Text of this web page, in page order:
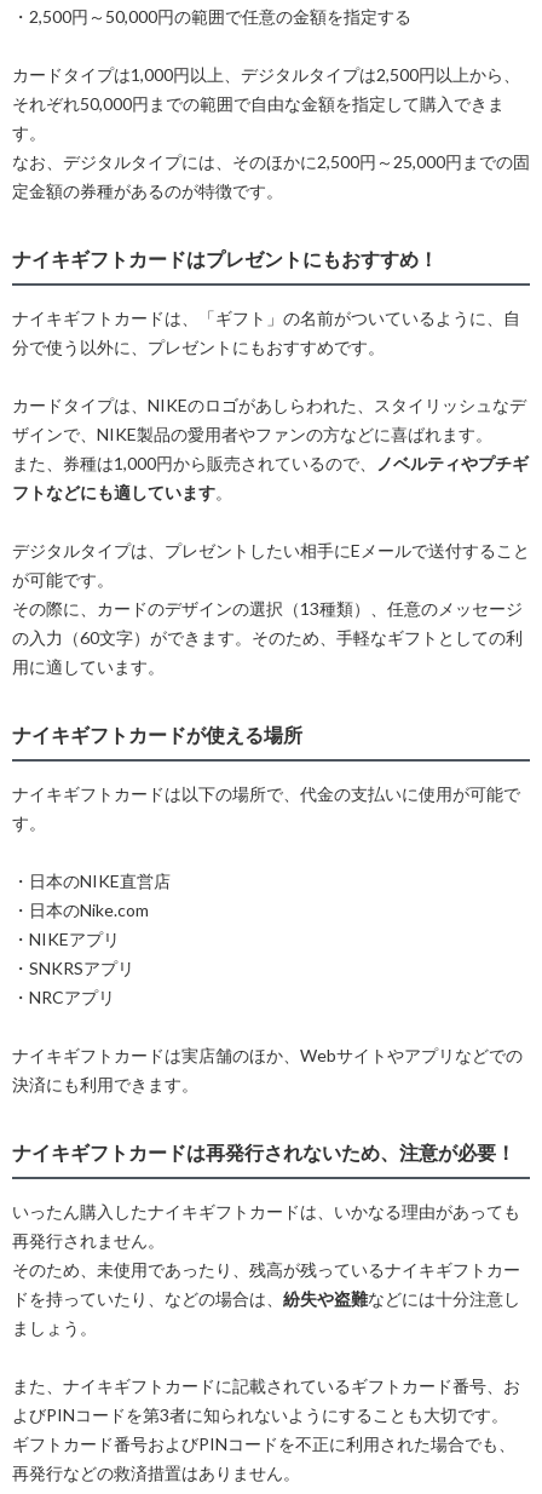
・2,500円～50,000円の範囲で任意の金額を指定する
カードタイプは1,000円以上、デジタルタイプは2,500円以上から、
それぞれ50,000円までの範囲で自由な金額を指定して購入できま
す。
なお、デジタルタイプには、そのほかに2,500円～25,000円までの固
定金額の券種があるのが特徴です。
ナイキギフトカードはプレゼントにもおすすめ！
ナイキギフトカードは、「ギフト」の名前がついているように、自
分で使う以外に、プレゼントにもおすすめです。
カードタイプは、NIKEのロゴがあしらわれた、スタイリッシュなデ
ザインで、NIKE製品の愛用者やファンの方などに喜ばれます。
また、券種は1,000円から販売されているので、
ノベルティやプチギ
フトなどにも適しています。
デジタルタイプは、プレゼントしたい相手にEメールで送付すること
が可能です。
その際に、カードのデザインの選択（13種類）、任意のメッセージ
の入力（60文字）ができます。そのため、手軽なギフトとしての利
用に適しています。
ナイキギフトカードが使える場所
ナイキギフトカードは以下の場所で、代金の支払いに使用が可能で
す。
・日本のNIKE直営店
・日本のNike.com
・NIKEアプリ
・SNKRSアプリ
・NRCアプリ
ナイキギフトカードは実店舗のほか、Webサイトやアプリなどでの
決済にも利用できます。
ナイキギフトカードは再発行されないため、注意が必要！
いったん購入したナイキギフトカードは、いかなる理由があっても
再発行されません。
そのため、未使用であったり、残高が残っているナイキギフトカー
ドを持っていたり、などの場合は、 紛失や盗難などには十分注意し
ましょう。
また、ナイキギフトカードに記載されているギフトカード番号、お
よびPINコードを第3者に知られないようにすることも大切です。
ギフトカード番号およびPINコードを不正に利用された場合でも、
再発行などの救済措置はありません。